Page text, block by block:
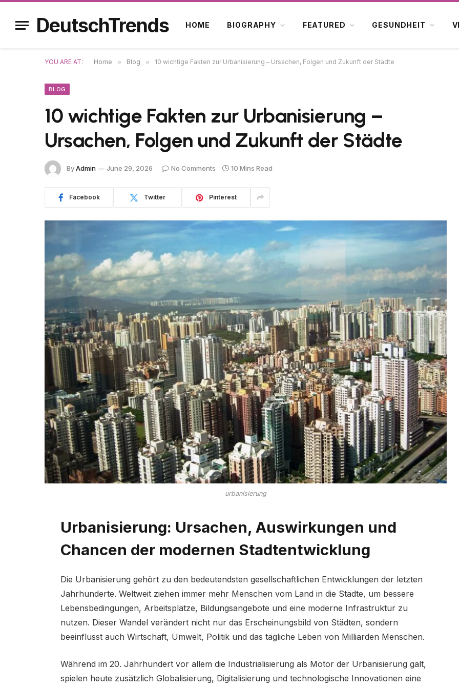
DeutschTrends HOME BIOGRAPHY FEATURED GESUNDHEIT
YOU ARE AT: Home » Blog » 10 wichtige Fakten zur Urbanisierung – Ursachen, Folgen und Zukunft der Städte
BLOG
10 wichtige Fakten zur Urbanisierung –
Ursachen, Folgen und Zukunft der Städte
ByAdmin June 29, 2026 No Comments 10 Mins Read
Facebook Twitter Pinterest
urbanisierung
Urbanisierung: Ursachen, Auswirkungen und
Chancen der modernen Stadtentwicklung
Die Urbanisierung gehört zu den bedeutendsten gesellschaftlichen Entwicklungen der letzten
Jahrhunderte. Weltweit ziehen immer mehr Menschen vom Land in die Städte, um bessere
Lebensbedingungen, Arbeitsplätze, Bildungsangebote und eine moderne Infrastruktur zu
nutzen. Dieser Wandel verändert nicht nur das Erscheinungsbild von Städten, sondern
beeinflusst auch Wirtschaft, Umwelt, Politik und das tägliche Leben von Milliarden Menschen.
Während im 20. Jahrhundert vor allem die Industrialisierung als Motor der Urbanisierung galt,
spielen heute zusätzlich Globalisierung, Digitalisierung und technologische Innovationen eine